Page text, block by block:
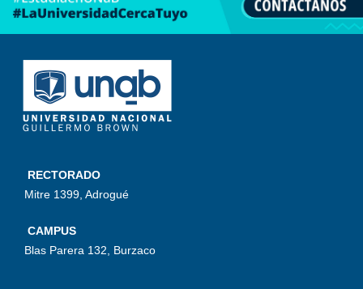
RECTORADO
Mitre 1399, Adrogué
CAMPUS
Blas Parera 132, Burzaco